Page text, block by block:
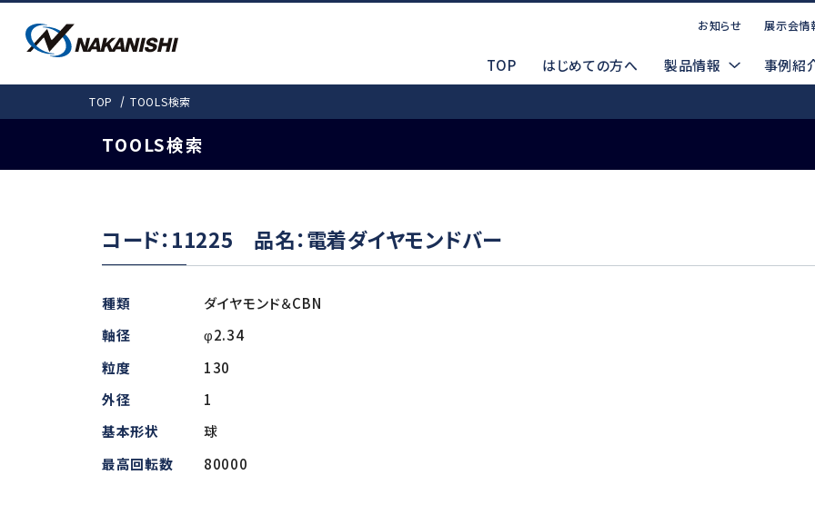
お知らせ 展示会情
TOP はじめての方へ 製品情報 事例紹
PRODUCTS
モータスピンドルTOP
製品ラインナップ 検索する
E3000i（φ30・31）
E3000 (φ30)
E2000 (φ22.8)
iSpeed3 (φ19.05・20・22)
HES (for machining)
SOLUTIONS
事例紹介
DOWNLOAD
カタログ
SUPPORT お客様サポート お問い合わせ
よくある質問 WEBお問い合わせ
非該当証明書発行依頼
COMPANY
会社概要
TOP TOOLS検索
TOOLS検索
コード：11225 品名：電着ダイヤモンドバー
種類
ダイヤモンド＆CBN
軸径
φ2.34
粒度
130
外径
1
基本形状
球
最高回転数
80000